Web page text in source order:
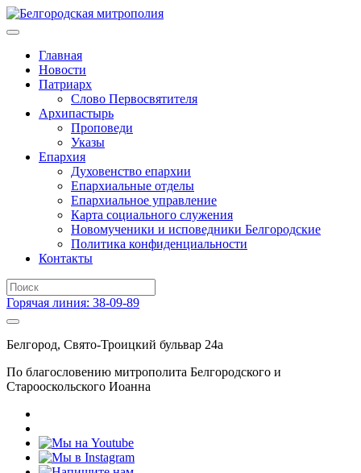
Главная
Новости
Патриарх
Слово Первосвятителя
Архипастырь
Проповеди
Указы
Епархия
Духовенство епархии
Епархиальные отделы
Епархиальное управление
Карта социального служения
Новомученики и исповедники Белгородские
Политика конфиденциальности
Контакты
Горячая линия: 38-09-89
Белгород, Свято-Троицкий бульвар 24а
По благословению митрополита Белгородского и
Старооскольского Иоанна